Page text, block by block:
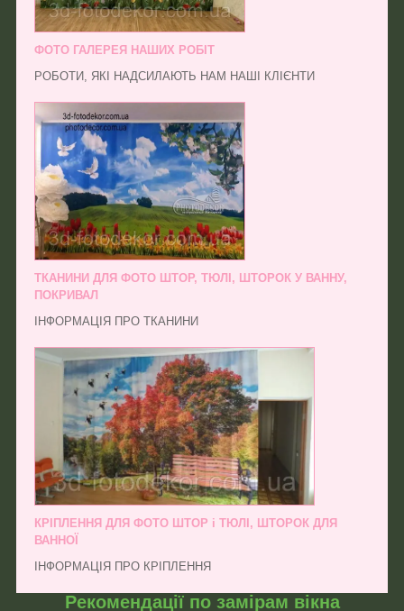
ФОТО ГАЛЕРЕЯ НАШИХ РОБІТ
РОБОТИ, ЯКІ НАДСИЛАЮТЬ НАМ НАШІ КЛІЄНТИ
ТКАНИНИ ДЛЯ ФОТО ШТОР, ТЮЛІ, ШТОРОК У ВАННУ,
ПОКРИВАЛ
ІНФОРМАЦІЯ ПРО ТКАНИНИ
КРІПЛЕННЯ ДЛЯ ФОТО ШТОР і ТЮЛІ, ШТОРОК ДЛЯ
ВАННОЇ
ІНФОРМАЦІЯ ПРО КРІПЛЕННЯ
Рекомендації по замірам вікна